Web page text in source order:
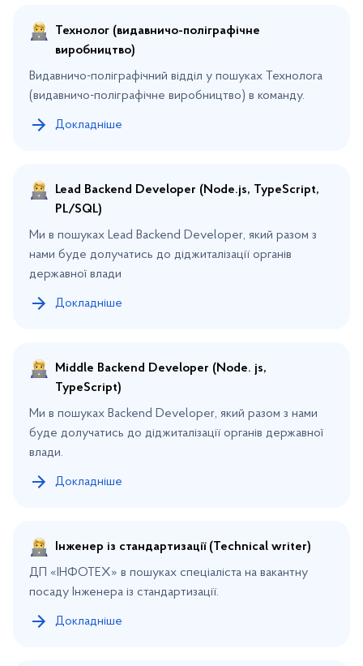
Технолог (видавничо-поліграфічне
виробництво)
Видавничо-поліграфічний відділ у пошуках Технолога
(видавничо-поліграфічне виробництво) в команду.
Докладніше
Lead Backend Developer (Node.js, TypeScript,
PL/SQL)
Ми в пошуках Lead Backend Developer, який разом з
нами буде долучатись до діджиталізації органів
державної влади
Докладніше
Middle Backend Developer (Node. js,
TypeScript)
Ми в пошуках Backend Developer, який разом з нами
буде долучатись до діджиталізації органів державної
влади.
Докладніше
Інженер із стандартизації (Technical writer)
ДП «ІНФОТЕХ» в пошуках спеціаліста на вакантну
посаду Інженера із стандартизації.
Докладніше